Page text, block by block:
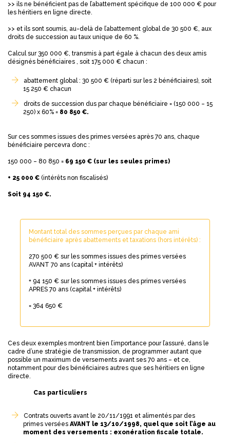
>> ils ne bénéficient pas de l’abattement spécifique de 100 000 € pour
les héritiers en ligne directe.
>> et ils sont soumis, au-delà de l’abattement global de 30 500 €, aux
droits de succession au taux unique de 60 %.
Calcul sur 350 000 €, transmis à part égale à chacun des deux amis
désignés bénéficiaires , soit 175 000 € chacun :
abattement global : 30 500 € (réparti sur les 2 bénéficiaires), soit
15 250 € chacun
droits de succession dus par chaque bénéficiaire = (150 000 – 15
250) x 60% = 80 850 €.
Sur ces sommes issues des primes versées après 70 ans, chaque
bénéficiaire percevra donc :
150 000 – 80 850 = 69 150 € (sur les seules primes)
+ 25 000 € (intérêts non fiscalisés)
Soit 94 150 €.
Montant total des sommes perçues par chaque ami
bénéficiaire après abattements et taxations (hors intérêts) :
270 500 € sur les sommes issues des primes versées
AVANT 70 ans (capital + intérêts)
+ 94 150 € sur les sommes issues des primes versées
APRES 70 ans (capital + intérêts)
= 364 650 €
Ces deux exemples montrent bien l’importance pour l’assuré, dans le
cadre d’une stratégie de transmission, de programmer autant que
possible un maximum de versements avant ses 70 ans – et ce,
notamment pour des bénéficiaires autres que ses héritiers en ligne
directe.
Cas particuliers
Contrats ouverts avant le 20/11/1991 et alimentés par des
primes versées AVANT le 13/10/1998, quel que soit l’âge au
moment des versements : exonération fiscale totale.